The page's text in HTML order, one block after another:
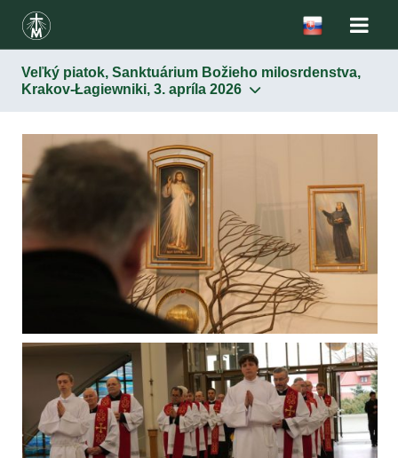
Veľký piatok, Sanktuárium Božieho milosrdenstva,
Krakov-Łagiewniki, 3. apríla 2026